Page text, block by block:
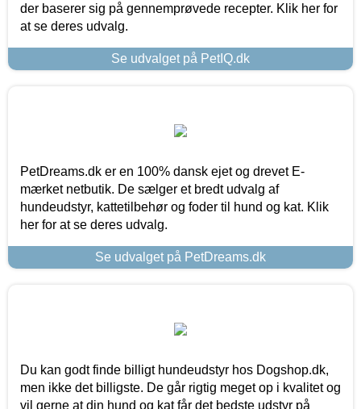
der baserer sig på gennemprøvede recepter. Klik her for
at se deres udvalg.
Se udvalget på PetIQ.dk
PetDreams.dk er en 100% dansk ejet og drevet E-
mærket netbutik. De sælger et bredt udvalg af
hundeudstyr, kattetilbehør og foder til hund og kat. Klik
her for at se deres udvalg.
Se udvalget på PetDreams.dk
Du kan godt finde billigt hundeudstyr hos Dogshop.dk,
men ikke det billigste. De går rigtig meget op i kvalitet og
vil gerne at din hund og kat får det bedste udstyr på